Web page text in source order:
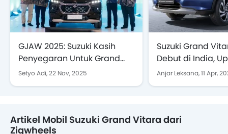
GJAW 2025: Suzuki Kasih
Penyegaran Untuk Grand
Vitara, Upgrade Fitur dna
Setyo Adi,22 Nov, 2025
Suzuki Grand
Debut di India,
Tampilan dan
Anjar Leksana,11 Apr,
Artikel Mobil Suzuki Grand Vitara dari
Zigwheels